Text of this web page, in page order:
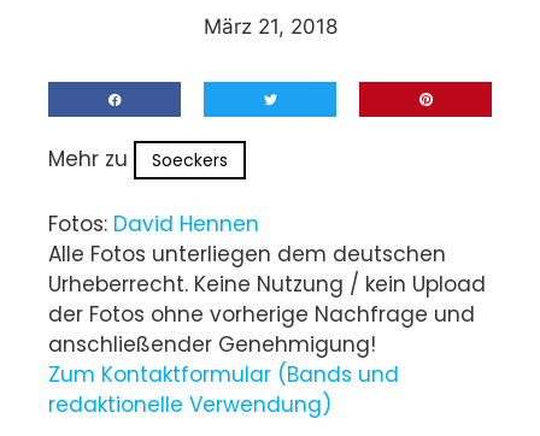
März 21, 2018
Mehr zu Soeckers
Fotos: David Hennen
Alle Fotos unterliegen dem deutschen
Urheberrecht. Keine Nutzung / kein Upload
der Fotos ohne vorherige Nachfrage und
anschließender Genehmigung!
Zum Kontaktformular (Bands und
redaktionelle Verwendung)